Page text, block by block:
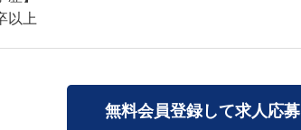
以上
無料会員登録して求人応募